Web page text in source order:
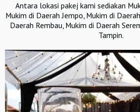
Antara lokasi pakej kami sediakan
Mukim di Daerah Jempo, Mukim di
Daerah Rembau‎, Mukim di Daerah
Tampin‎.